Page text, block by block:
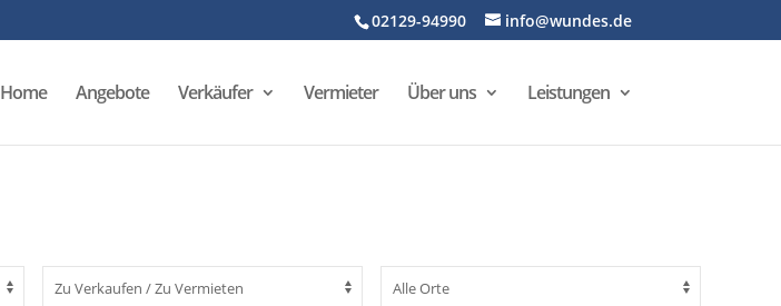
02129-94990 info@wundes.de
Home Angebote Verkäufer Vermieter Über uns Leistungen